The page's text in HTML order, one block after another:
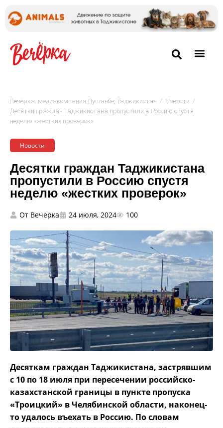
Вечёрка: медиакомпания Душанбе, Таджикистан / Новости /
Десятки граждан Таджикистана пропустили в Россию спустя
неделю «жестких проверок»
Новости
Десятки граждан Таджикистана
пропустили в Россию спустя
неделю «жестких проверок»
От Вечерка 24 июля, 2024 100
Десяткам граждан Таджикистана, застрявшим
с 10 по 18 июля при пересечении российско-
казахстанской границы в пункте пропуска
«Троицкий» в Челябинской области, наконец-
то удалось въехать в Россию. По словам